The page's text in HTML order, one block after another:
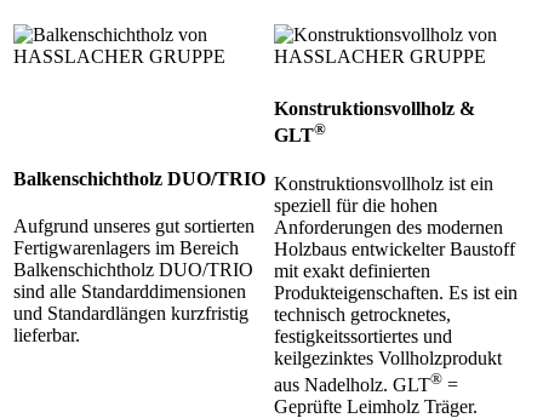
Balkenschichtholz DUO/TRIO
Aufgrund unseres gut sortierten
Fertigwarenlagers im Bereich
Balkenschichtholz DUO/TRIO
sind alle Standarddimensionen
und Standardlängen kurzfristig
lieferbar.
Konstruktionsvollholz &
GLT®
Konstruktionsvollholz ist ein
speziell für die hohen
Anforderungen des modernen
Holzbaus entwickelter Baustoff
mit exakt definierten
Produkteigenschaften. Es ist ein
technisch getrocknetes,
festigkeitssortiertes und
keilgezinktes Vollholzprodukt
aus Nadelholz. GLT® =
Geprüfte Leimholz Träger.